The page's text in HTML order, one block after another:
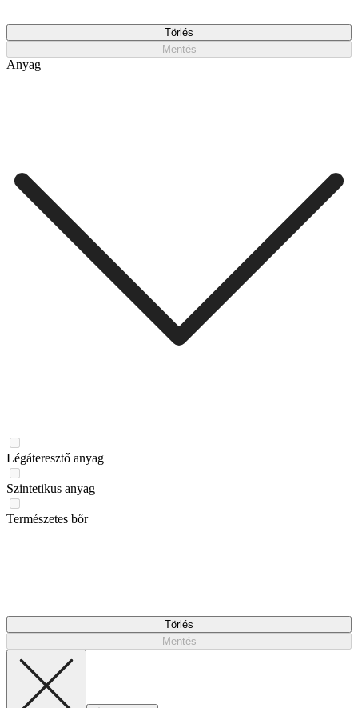
Törlés
Mentés
Anyag
Légáteresztő anyag
Szintetikus anyag
Természetes bőr
Törlés
Mentés